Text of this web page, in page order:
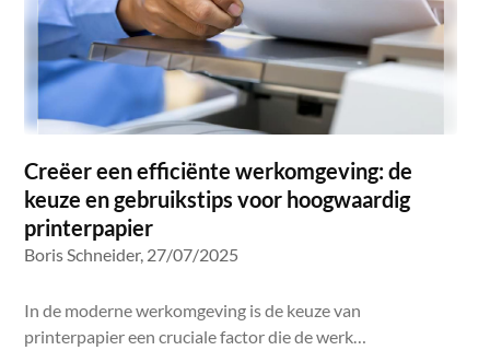
Creëer een efficiënte werkomgeving: de
keuze en gebruikstips voor hoogwaardig
printerpapier
Boris Schneider, 27/07/2025
In de moderne werkomgeving is de keuze van
printerpapier een cruciale factor die de werk…